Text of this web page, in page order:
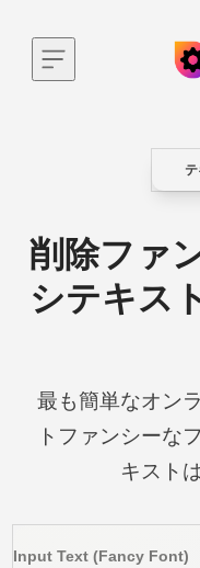
削除ファ
シテキス
最も簡単なオン
トファンシーな
キスト
Input Text (Fancy Font)